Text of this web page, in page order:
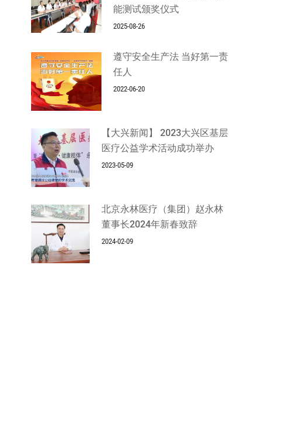
能测试颁奖仪式
2025-08-26
遵守安全生产法 当好第一责
任人
2022-06-20
【大兴新闻】 2023大兴区基层
医疗公益学术活动成功举办
2023-05-09
北京永林医疗（集团）赵永林
董事长2024年新春致辞
2024-02-09